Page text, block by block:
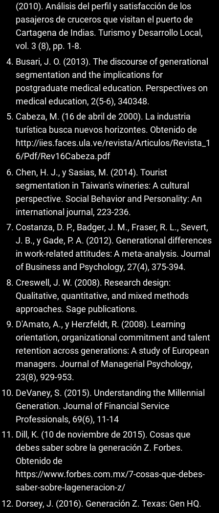
(2010). Análisis del perfil y satisfacción de los
pasajeros de cruceros que visitan el puerto de
Cartagena de Indias. Turismo y Desarrollo Local,
vol. 3 (8), pp. 1-8.
Busari, J. O. (2013). The discourse of generational
segmentation and the implications for
postgraduate medical education. Perspectives on
medical education, 2(5-6), 340348.
Cabeza, M. (16 de abril de 2000). La industria
turística busca nuevos horizontes. Obtenido de
http://iies.faces.ula.ve/revista/Articulos/Revista_1
6/Pdf/Rev16Cabeza.pdf
Chen, H. J., y Sasias, M. (2014). Tourist
segmentation in Taiwan's wineries: A cultural
perspective. Social Behavior and Personality: An
international journal, 223-236.
Costanza, D. P., Badger, J. M., Fraser, R. L., Severt,
J. B., y Gade, P. A. (2012). Generational differences
in work-related attitudes: A meta-analysis. Journal
of Business and Psychology, 27(4), 375-394.
Creswell, J. W. (2008). Research design:
Qualitative, quantitative, and mixed methods
approaches. Sage publications.
D'Amato, A., y Herzfeldt, R. (2008). Learning
orientation, organizational commitment and talent
retention across generations: A study of European
managers. Journal of Managerial Psychology,
23(8), 929-953.
DeVaney, S. (2015). Understanding the Millennial
Generation. Journal of Financial Service
Professionals, 69(6), 11-14
Dill, K. (10 de noviembre de 2015). Cosas que
debes saber sobre la generación Z. Forbes.
Obtenido de
https://www.forbes.com.mx/7-cosas-que-debes-
saber-sobre-lageneracion-z/
Dorsey, J. (2016). Generación Z. Texas: Gen HQ.